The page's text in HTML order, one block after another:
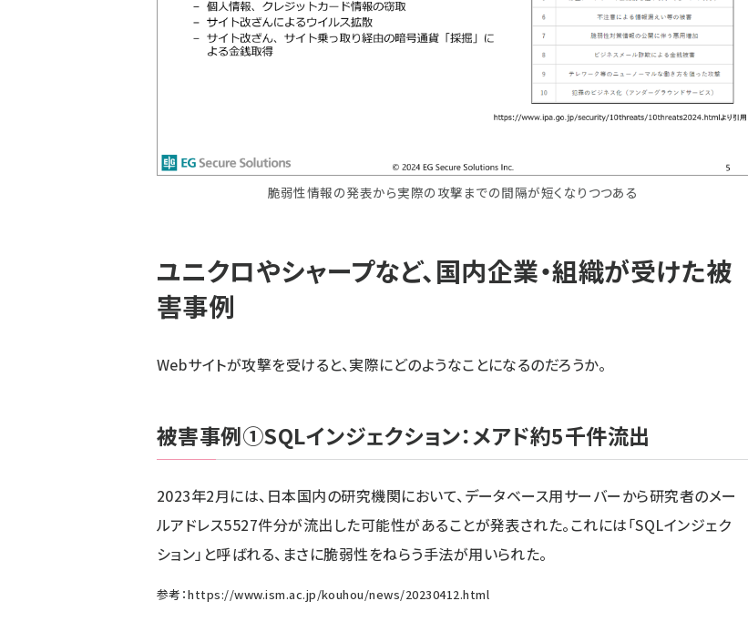
脆弱性情報の発表から実際の攻撃までの間隔が短くなりつつある
ユニクロやシャープなど、国内企業・組織が受けた被
害事例
Webサイトが攻撃を受けると、実際にどのようなことになるのだろうか。
被害事例①SQLインジェクション：メアド約5千件流出
2023年2月には、日本国内の研究機関において、データベース用サーバーから研究者のメー
ルアドレス5527件分が流出した可能性があることが発表された。これには「SQLインジェク
ション」と呼ばれる、まさに脆弱性をねらう手法が用いられた。
参考：https://www.ism.ac.jp/kouhou/news/20230412.html